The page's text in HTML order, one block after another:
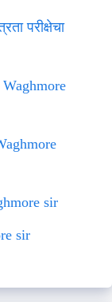
परीक्षेचा
sir
sir